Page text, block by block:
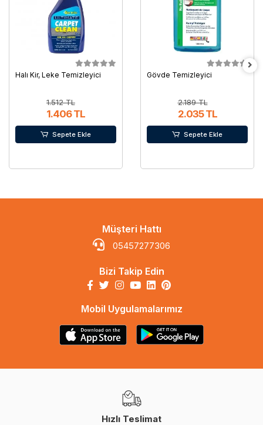
Halı Kir, Leke Temizleyici
1.512 TL
1.406 TL
Sepete Ekle
Gövde Temizleyici
2.189 TL
2.035 TL
Sepete Ekle
Müşteri Hattı
05457277306
Bizi Takip Edin
Mobil Uygulamalarımız
Hızlı Teslimat